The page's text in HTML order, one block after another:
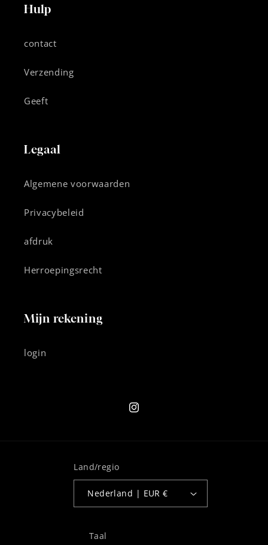
Hulp
contact
Verzending
Geeft
Legaal
Algemene voorwaarden
Privacybeleid
afdruk
Herroepingsrecht
Mijn rekening
login
Instagram
Land/regio
Nederland | EUR €
Taal